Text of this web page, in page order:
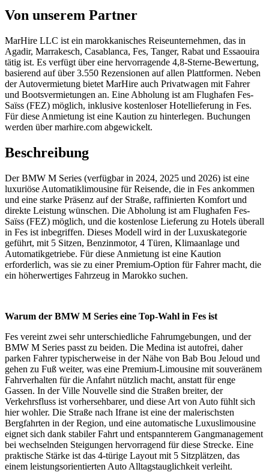
Von unserem Partner
MarHire LLC ist ein marokkanisches Reiseunternehmen, das in
Agadir, Marrakesch, Casablanca, Fes, Tanger, Rabat und Essaouira
tätig ist. Es verfügt über eine hervorragende 4,8-Sterne-Bewertung,
basierend auf über 3.550 Rezensionen auf allen Plattformen. Neben
der Autovermietung bietet MarHire auch Privatwagen mit Fahrer
und Bootsvermietungen an. Eine Abholung ist am Flughafen Fes-
Saïss (FEZ) möglich, inklusive kostenloser Hotellieferung in Fes.
Für diese Anmietung ist eine Kaution zu hinterlegen. Buchungen
werden über marhire.com abgewickelt.
Beschreibung
Der BMW M Series (verfügbar in 2024, 2025 und 2026) ist eine
luxuriöse Automatiklimousine für Reisende, die in Fes ankommen
und eine starke Präsenz auf der Straße, raffinierten Komfort und
direkte Leistung wünschen. Die Abholung ist am Flughafen Fes-
Saïss (FEZ) möglich, und die kostenlose Lieferung zu Hotels überall
in Fes ist inbegriffen. Dieses Modell wird in der Luxuskategorie
geführt, mit 5 Sitzen, Benzinmotor, 4 Türen, Klimaanlage und
Automatikgetriebe. Für diese Anmietung ist eine Kaution
erforderlich, was sie zu einer Premium-Option für Fahrer macht, die
ein höherwertiges Fahrzeug in Marokko suchen.
Warum der BMW M Series eine Top-Wahl in Fes ist
Fes vereint zwei sehr unterschiedliche Fahrumgebungen, und der
BMW M Series passt zu beiden. Die Medina ist autofrei, daher
parken Fahrer typischerweise in der Nähe von Bab Bou Jeloud und
gehen zu Fuß weiter, was eine Premium-Limousine mit souveränem
Fahrverhalten für die Anfahrt nützlich macht, anstatt für enge
Gassen. In der Ville Nouvelle sind die Straßen breiter, der
Verkehrsfluss ist vorhersehbarer, und diese Art von Auto fühlt sich
hier wohler. Die Straße nach Ifrane ist eine der malerischsten
Bergfahrten in der Region, und eine automatische Luxuslimousine
eignet sich dank stabiler Fahrt und entspannterem Gangmanagement
bei wechselnden Steigungen hervorragend für diese Strecke. Eine
praktische Stärke ist das 4-türige Layout mit 5 Sitzplätzen, das
einem leistungsorientierten Auto Alltagstauglichkeit verleiht.